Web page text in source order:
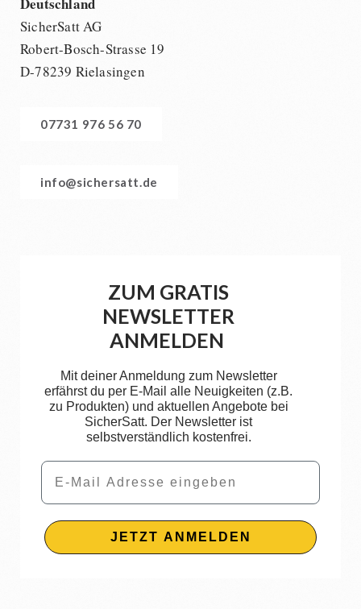
SicherSatt AG
Robert-Bosch-Strasse 19
D-78239 Rielasingen
07731 976 56 70
info@sichersatt.de
ZUM GRATIS
NEWSLETTER
ANMELDEN
Mit deiner Anmeldung zum Newsletter
erfährst du per E-Mail alle Neuigkeiten (z.B.
zu Produkten) und aktuellen Angebote bei
SicherSatt. Der Newsletter ist
selbstverständlich kostenfrei.
Email
JETZT ANMELDEN